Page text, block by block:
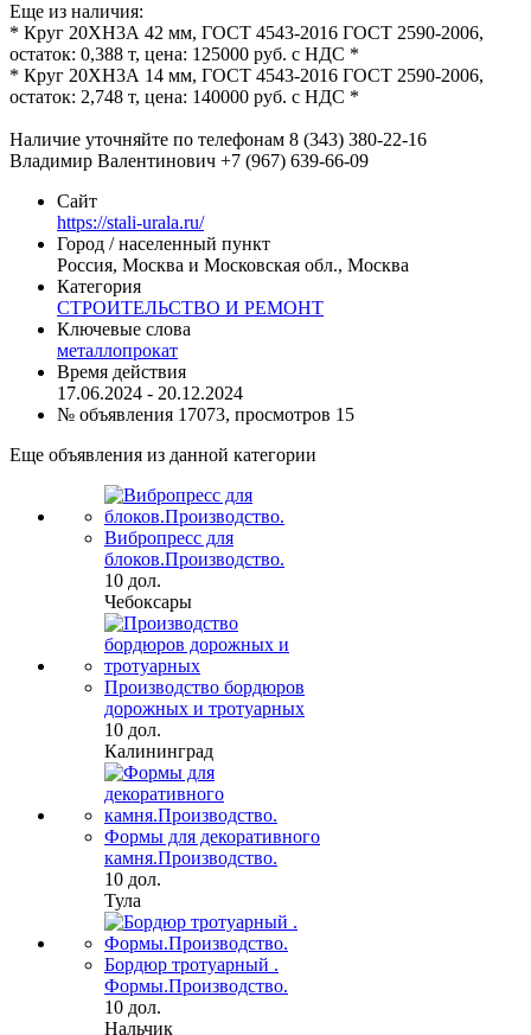
Еще из наличия:
* Круг 20ХН3А 42 мм, ГОСТ 4543-2016 ГОСТ 2590-2006,
остаток: 0,388 т, цена: 125000 руб. с НДС *
* Круг 20ХН3А 14 мм, ГОСТ 4543-2016 ГОСТ 2590-2006,
остаток: 2,748 т, цена: 140000 руб. с НДС *
Наличие уточняйте по телефонам 8 (343) 380-22-16
Владимир Валентинович +7 (967) 639-66-09
Сайт
https://stali-urala.ru/
Город / населенный пункт
Россия, Москва и Московская обл., Москва
Категория
СТРОИТЕЛЬСТВО И РЕМОНТ
Ключевые слова
металлопрокат
Время действия
17.06.2024 - 20.12.2024
№ объявления 17073, просмотров 15
Еще объявления из данной категории
Вибропресс для
блоков.Производство.
10 дол.
Чебоксары
Производство бордюров
дорожных и тротуарных
10 дол.
Калининград
Формы для декоративного
камня.Производство.
10 дол.
Тула
Бордюр тротуарный .
Формы.Производство.
10 дол.
Нальчик